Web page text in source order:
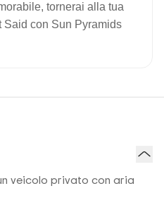
tornerai alla tua
Said con Sun Pyramids
veicolo privato con aria